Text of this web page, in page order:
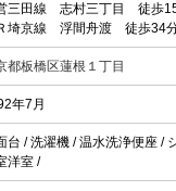
三田線 志村三丁目 徒歩
埼京線 浮間舟渡 徒歩34
都板橋区蓮根１丁目
年7月
台 / 洗濯機 / 温水洗浄便座 /
洋室 /